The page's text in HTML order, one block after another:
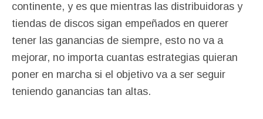
continente, y es que mientras las distribuidoras y
tiendas de discos sigan empeñados en querer
tener las ganancias de siempre, esto no va a
mejorar, no importa cuantas estrategias quieran
poner en marcha si el objetivo va a ser seguir
teniendo ganancias tan altas.